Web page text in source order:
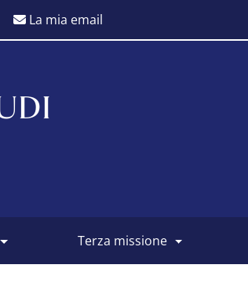
La mia email
terza missione